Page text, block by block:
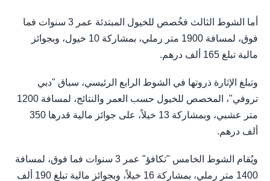
أما الشوط الثالث فخُصص للخيول المبتدئة عمر 3 سنوات فما
فوق، لمسافة 1900 متر رملي، بمشاركة 10 خيول، وبجوائز
مالية تبلغ 165 ألف درهم.
وتبلغ الإثارة ذروتها في الشوط الرابع الرئيسي، سباق "دبي
تروفي"، المخصص للخيول حسب العمر والنتائج، لمسافة 1200
متر عشبي، وبمشاركة 13 خيلاً، على جوائز مالية قدرها 350
ألف درهم.
ويُقام الشوط الخامس "تكافؤ" عمر 3 سنوات فما فوق، لمسافة
1400 متر رملي، بمشاركة 16 خيلاً، وبجوائز مالية تبلغ 190 ألف